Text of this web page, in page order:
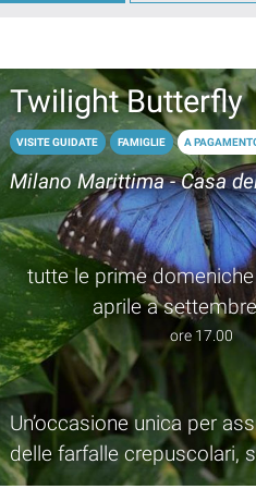
Twilight Butterfly
VISITE GUIDATE FAMIGLIE A
Milano Marittima - Casa
tutte le prime
aprile a
ore 17.00
Un’occasione unica per
delle farfalle crepuscolari,
segreti e le abitudini.